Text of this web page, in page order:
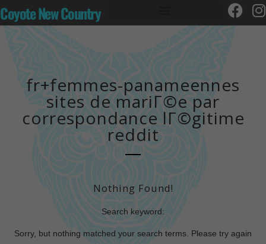
Coyote New Country
fr+femmes-panameennes
sites de mariГ©e par
correspondance lГ©gitime
reddit
Nothing Found!
Search keyword:
Sorry, but nothing matched your search terms. Please try again